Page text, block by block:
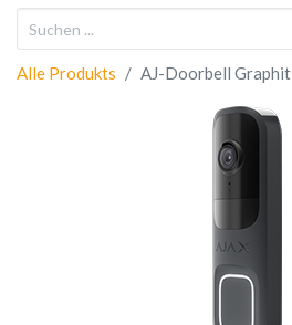
Alle Produkts AJ-Doorbell Graphit